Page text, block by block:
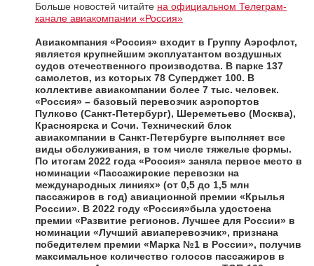
Больше новостей читайте на официальном Телеграм-
канале авиакомпании «Россия»
Авиакомпания «Россия» входит в Группу Аэрофлот,
является крупнейшим эксплуатантом воздушных
судов отечественного производства. В парке 137
самолетов, из которых 78 Суперджет 100. В
коллективе авиакомпании более 7 тыс. человек.
«Россия» – базовый перевозчик аэропортов
Пулково (Санкт-Петербург), Шереметьево (Москва),
Красноярска и Сочи. Технический блок
авиакомпании в Санкт-Петербурге выполняет все
виды обслуживания, в том числе тяжелые формы.
По итогам 2022 года «Россия» заняла первое место в
номинации «Пассажирские перевозки на
международных линиях» (от 0,5 до 1,5 млн
пассажиров в год) авиационной премии «Крылья
России». В 2022 году «Россия»была удостоена
премии «Развитие регионов. Лучшее для России» в
номинации «Лучший авиаперевозчик», признана
победителем премии «Марка №1 в России», получив
максимальное количество голосов пассажиров в